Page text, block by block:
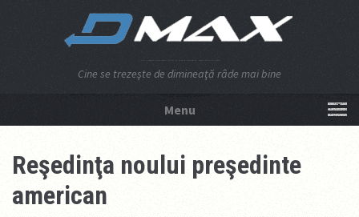
Cine se trezeşte de dimineaţă râde mai bine
Menu
Reşedinţa noului preşedinte
american